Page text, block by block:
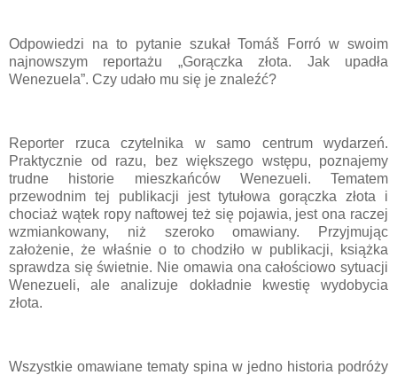
Odpowiedzi na to pytanie szukał Tomáš Forró w swoim
najnowszym reportażu „Gorączka złota. Jak upadła
Wenezuela”. Czy udało mu się je znaleźć?
Reporter rzuca czytelnika w samo centrum wydarzeń.
Praktycznie od razu, bez większego wstępu, poznajemy
trudne historie mieszkańców Wenezueli. Tematem
przewodnim tej publikacji jest tytułowa gorączka złota i
chociaż wątek ropy naftowej też się pojawia, jest ona raczej
wzmiankowany, niż szeroko omawiany. Przyjmując
założenie, że właśnie o to chodziło w publikacji, książka
sprawdza się świetnie. Nie omawia ona całościowo sytuacji
Wenezueli, ale analizuje dokładnie kwestię wydobycia
złota.
Wszystkie omawiane tematy spina w jedno historia podróży